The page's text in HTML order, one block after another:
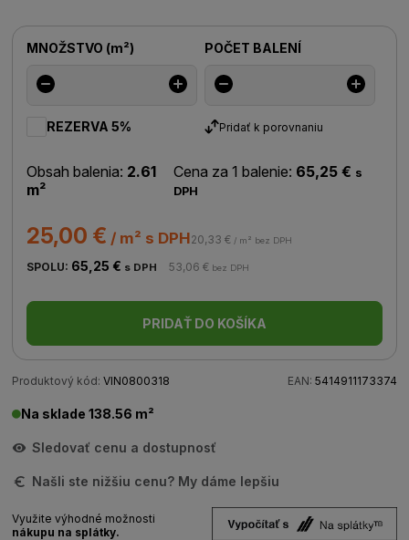
MNOŽSTVO (m²) POČET BALENÍ
REZERVA 5% Pridať k porovnaniu
Obsah balenia: 2.61
m²
Cena za 1 balenie: 65,25 € s
DPH
25,00 € / m² s DPH20,33 € / m² bez DPH
SPOLU: 65,25 € s DPH 53,06 € bez DPH
PRIDAŤ DO KOŠÍKA
Produktový kód: VIN0800318 EAN: 5414911173374
Na sklade 138.56 m²
Sledovať cenu a dostupnosť
Našli ste nižšiu cenu? My dáme lepšiu
Využite výhodné možnosti
nákupu na splátky.